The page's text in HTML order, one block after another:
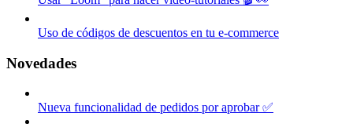
Uso de códigos de descuentos en tu e-commerce
Novedades
Nueva funcionalidad de pedidos por aprobar ✅